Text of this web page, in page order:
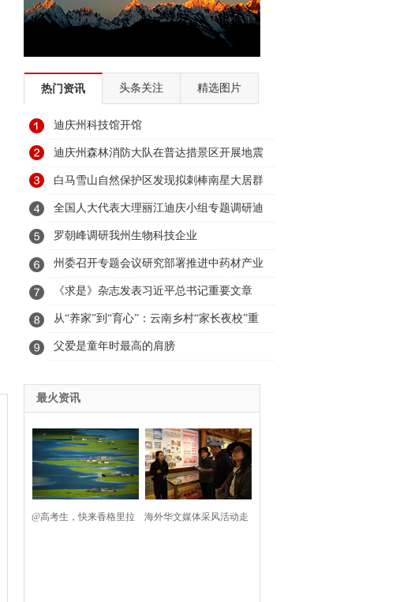
热门资讯 头条关注 精选图片
迪庆州科技馆开馆
迪庆州森林消防大队在普达措景区开展地震
应急救援培训及实战救援演练
白马雪山自然保护区发现拟刺棒南星大居群
全国人大代表大理丽江迪庆小组专题调研迪
庆民族团结与文旅工作
罗朝峰调研我州生物科技企业
州委召开专题会议研究部署推进中药材产业
发展事宜
《求是》杂志发表习近平总书记重要文章
《用中长期规划指导经济社会发展是我们党
治国理政的一种重要方式》
从“养家”到“育心”：云南乡村“家长夜校”重
塑父亲角色
父爱是童年时最高的肩膀
最火资讯
@高考生，快来香格里拉 海外华文媒体采风活动走